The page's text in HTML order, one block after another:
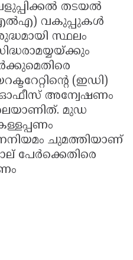
തടയല്‍
വകുപ്പുകള്‍
സ്ഥലം
(ഇഡി)
അന്വേഷണം
മുഡ
ചുമത്തിയാണ്
പേര്‍ക്കെതിരെ